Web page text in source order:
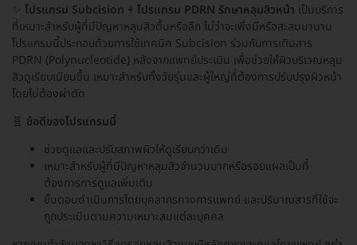
โปรแกรม Subcision + โปรแกรม PDRN รักษาหลุมสิวหน้า เป็นบริการ
ที่เหมาะสำหรับผู้ที่มีปัญหาหลุมสิวตื้นหรือลึก ไม่ว่าจะเพิ่งมีหรือสะสมมานาน
โปรแกรมนี้ประกอบด้วยการใช้เทคนิค Subcision ร่วมกับการเติมสาร
PDRN (Polynucleotide) หลังจากแพทย์ประเมิน เพื่อช่วยให้ผิวบริเวณหลุม
สิวดูเรียบเนียนขึ้น เหมาะสำหรับทั้งวัยรุ่นและผู้ใหญ่ที่ต้องการปรับปรุงผิวหน้า
โดยไม่ต้องผ่าตัด
🧬 ข้อดีของโปรแกรมนี้
ช่วยดูแลและปรับสภาพผิวให้ดูเรียบกว่าเดิม
เหมาะสำหรับผู้ที่มีปัญหาหลุมสิวจำนวนมากหรือรอยแผลเป็นที่
ต้องการการดูแลเพิ่มเติม
ขั้นตอนดำเนินการโดยบุคลากรทางการแพทย์ และปริมาณสารที่ใช้จะ
ถูกประเมินตามความเหมาะสมแต่ละบุคคล